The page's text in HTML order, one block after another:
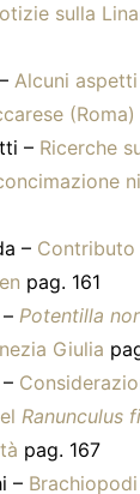
sulla
Alcuni
(Roma)
– Ricerche
– Contributo
pag. 161
Potentilla
Giulia
Ranunculus
pag. 167
–